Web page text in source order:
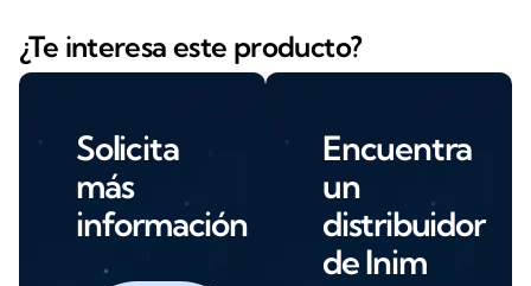
¿Te interesa este producto?
Solicita
más
información
Encuentra
un
distribuidor
de Inim